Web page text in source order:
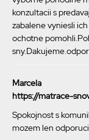
konzultacii s
zabalene vyniesli
ochotne
Marcela
https://matrace-
Spokojnost s
mozem len